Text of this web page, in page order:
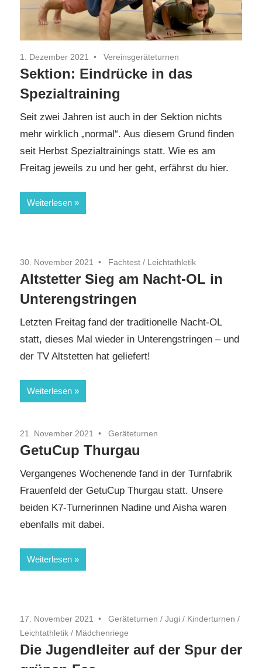
1. Dezember 2021 Vereinsgeräteturnen
Sektion: Eindrücke in das
Spezialtraining
Seit zwei Jahren ist auch in der Sektion nichts
mehr wirklich „normal“. Aus diesem Grund finden
seit Herbst Spezialtrainings statt. Wie es am
Freitag jeweils zu und her geht, erfährst du hier.
Weiterlesen
30. November 2021 Fachtest / Leichtathletik
Altstetter Sieg am Nacht-OL in
Unterengstringen
Letzten Freitag fand der traditionelle Nacht-OL
statt, dieses Mal wieder in Unterengstringen – und
der TV Altstetten hat geliefert!
Weiterlesen
21. November 2021 Geräteturnen
GetuCup Thurgau
Vergangenes Wochenende fand in der Turnfabrik
Frauenfeld der GetuCup Thurgau statt. Unsere
beiden K7-Turnerinnen Nadine und Aisha waren
ebenfalls mit dabei.
Weiterlesen
17. November 2021 Geräteturnen / Jugi / Kinderturnen /
Leichtathletik / Mädchenriege
Die Jugendleiter auf der Spur der